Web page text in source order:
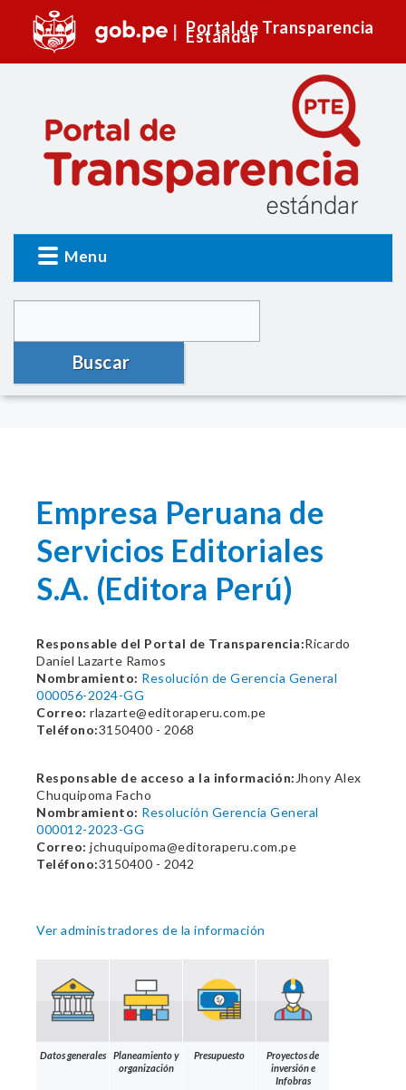
Portal de Transparencia
Estándar
Menu
Buscar
Empresa Peruana de
Servicios Editoriales
S.A. (Editora Perú)
Responsable del Portal de Transparencia:Ricardo
Daniel Lazarte Ramos
Nombramiento: Resolución de Gerencia General
000056-2024-GG
Correo: rlazarte@editoraperu.com.pe
Teléfono:3150400 - 2068
Responsable de acceso a la información: Jhony Alex
Chuquipoma Facho
Nombramiento: Resolución Gerencia General
000012-2023-GG
Correo: jchuquipoma@editoraperu.com.pe
Teléfono:3150400 - 2042
Ver administradores de la información
Datos generales
Planeamiento y
organización
Presupuesto
Proyectos de
inversión e
Infobras